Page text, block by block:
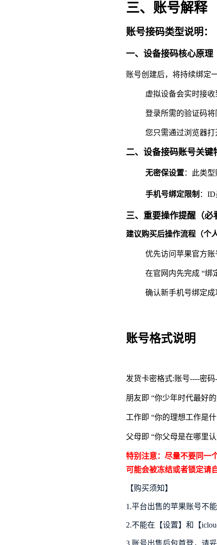
三、账号解释
账号接码类型说明：
一、设备接码核心原理
账号创建后，将持续绑定
虚拟设备会实时接
登录所需的验证码
您只需通过浏览器
二、设备接码账号关键
无密保设置：此类
手机号绑定限制 ：
三、重要操作提醒（必
建议购买后操作流程（个
优先访问苹果官方
在官网内先完成 “绑
确认新手机号绑定
账号格式说明
发货卡密格式:账号----密
朋友即 “你少年时代最好
工作即 “你的理想工作是
父母即 “你父母是在哪里
特别注意：尽量不要同一
可能会被冻结或者锁定请
【购买须知】
1.平台出售的苹果账号不
2.不能在【设置】和【
3.账号出售后包首登，请